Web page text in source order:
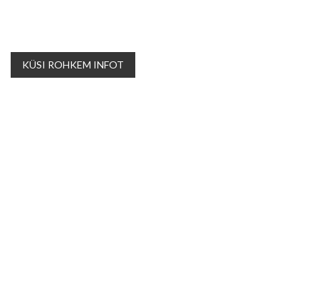
KÜSI ROHKEM INFOT